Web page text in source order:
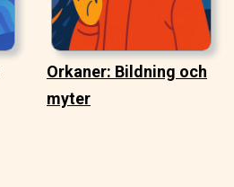
Orkaner: Bildning och
myter